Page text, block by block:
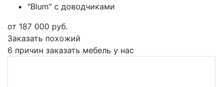
"Blum" с доводчиками
от 187 000 руб.
Заказать похожий
6 причин заказать мебель у нас